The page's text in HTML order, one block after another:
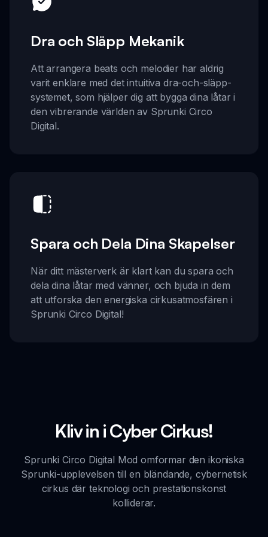
Dra och Släpp Mekanik
Att arrangera beats och melodier har aldrig
varit enklare med det intuitiva dra-och-släpp-
systemet, som hjälper dig att bygga dina låtar i
den vibrerande världen av Sprunki Circo
Digital.
Spara och Dela Dina Skapelser
När ditt mästerverk är klart kan du spara och
dela dina låtar med vänner, och bjuda in dem
att utforska den energiska cirkusatmosfären i
Sprunki Circo Digital!
Kliv in i Cyber Cirkus!
Sprunki Circo Digital Mod omformar den ikoniska
Sprunki-upplevelsen till en bländande, cybernetisk
cirkus där teknologi och prestationskonst
kolliderar.